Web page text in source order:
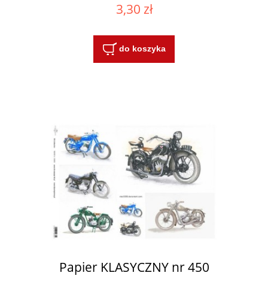
3,30 zł
do koszyka
Papier KLASYCZNY nr 450